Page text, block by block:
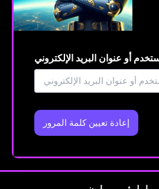
أو عنوان البريد الإلكتروني
إعادة تعيين كلمة المرور